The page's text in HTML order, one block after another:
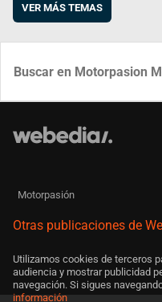
VER MÁS TEMAS
Motorpasión
Otras publicaciones de
Utilizamos cookies de terceros
audiencia y mostrar publicidad
navegación. Si sigues
información